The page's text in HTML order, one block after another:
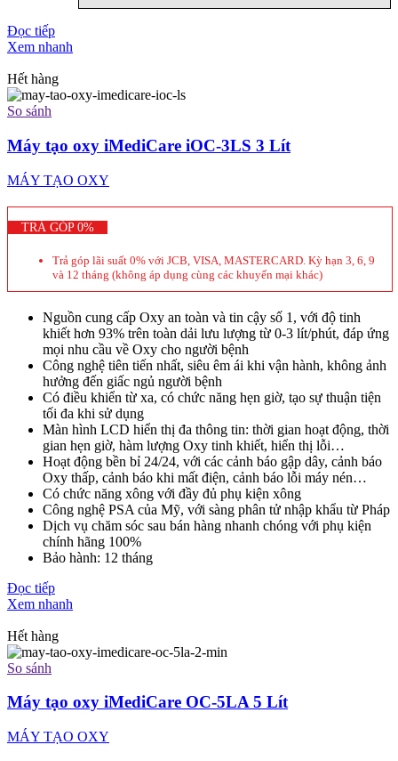
Đọc tiếp
Xem nhanh
Hết hàng
So sánh
Máy tạo oxy iMediCare iOC-3LS 3 Lít
MÁY TẠO OXY
TRẢ GÓP 0%
Trả góp lãi suất 0% với JCB, VISA, MASTERCARD. Kỳ hạn 3, 6, 9
và 12 tháng (không áp dụng cùng các khuyến mại khác)
Nguồn cung cấp Oxy an toàn và tin cậy số 1, với độ tinh
khiết hơn 93% trên toàn dải lưu lượng từ 0-3 lít/phút, đáp ứng
mọi nhu cầu về Oxy cho người bệnh
Công nghệ tiên tiến nhất, siêu êm ái khi vận hành, không ảnh
hưởng đến giấc ngủ người bệnh
Có điều khiển từ xa, có chức năng hẹn giờ, tạo sự thuận tiện
tối đa khi sử dụng
Màn hình LCD hiển thị đa thông tin: thời gian hoạt động, thời
gian hẹn giờ, hàm lượng Oxy tinh khiết, hiển thị lỗi…
Hoạt động bền bỉ 24/24, với các cảnh báo gập dây, cảnh báo
Oxy thấp, cảnh báo khi mất điện, cảnh báo lỗi máy nén…
Có chức năng xông với đầy đủ phụ kiện xông
Công nghệ PSA của Mỹ, với sàng phân tử nhập khẩu từ Pháp
Dịch vụ chăm sóc sau bán hàng nhanh chóng với phụ kiện
chính hãng 100%
Bảo hành: 12 tháng
Đọc tiếp
Xem nhanh
Hết hàng
So sánh
Máy tạo oxy iMediCare OC-5LA 5 Lít
MÁY TẠO OXY